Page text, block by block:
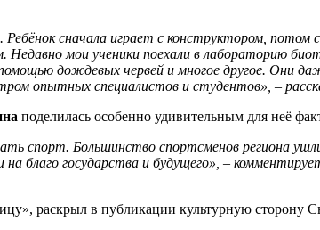
сначала играет с конструктором,
мои ученики поехали в лабораторию
дождевых червей и многое другое. Они
опытных специалистов и студентов», –
поделилась особенно удивительным для неё
спорт. Большинство спортсменов региона
благо государства и будущего», –
раскрыл в публикации культурную сторону